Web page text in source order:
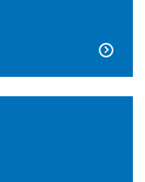
